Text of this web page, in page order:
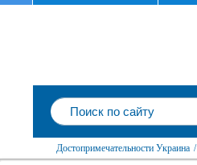
Достопримечательности Украина /